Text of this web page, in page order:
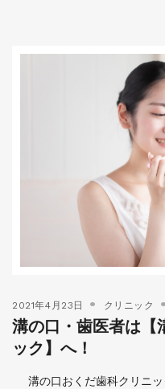
2021年4月23日 クリニック
溝の口・歯医者は【
ック】へ！
溝の口おくだ歯科クリニッ